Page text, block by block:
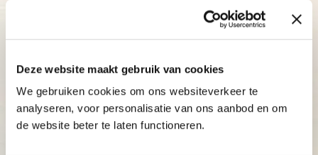
Deze website maakt gebruik van cookies
We gebruiken cookies om ons websiteverkeer te
analyseren, voor personalisatie van ons aanbod en om
de website beter te laten functioneren.
Adaptief: de typecursus past zich direct aan
moment bijsturen.
Betaalbaar: bekijk onze aantrekkelijke prijzen.